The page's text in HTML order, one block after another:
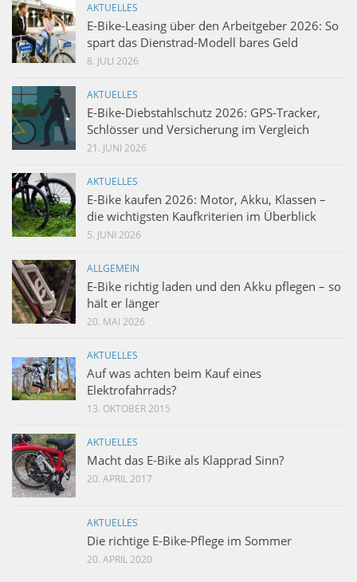
AKTUELLES
E-Bike-Leasing über den Arbeitgeber 2026: So
spart das Dienstrad-Modell bares Geld
8. JULI 2026
AKTUELLES
E-Bike-Diebstahlschutz 2026: GPS-Tracker,
Schlösser und Versicherung im Vergleich
21. JUNI 2026
AKTUELLES
E-Bike kaufen 2026: Motor, Akku, Klassen –
die wichtigsten Kaufkriterien im Überblick
5. JUNI 2026
ALLGEMEIN
E-Bike richtig laden und den Akku pflegen – so
hält er länger
20. MAI 2026
AKTUELLES
Auf was achten beim Kauf eines
Elektrofahrrads?
13. OKTOBER 2015
AKTUELLES
Macht das E-Bike als Klapprad Sinn?
20. APRIL 2017
AKTUELLES
Die richtige E-Bike-Pflege im Sommer
20. APRIL 2020